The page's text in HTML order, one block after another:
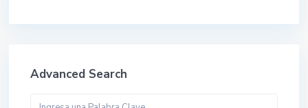
Advanced Search